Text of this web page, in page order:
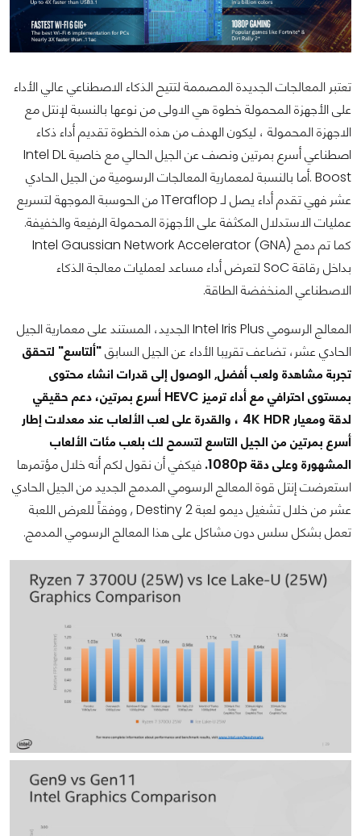
تعتبر المعالجات الجديدة المصممة لتتيح الذكاء الاصطناعي عالي الأداء
على الأجهزة المحمولة خطوة هي الاولى من نوعها بالنسبة لإنتل مع
الاجهزة المحمولة ، ليكون الهدف من هذه الخطوة تقديم أداء ذكاء
اصطناعي أسرع بمرتين ونصف عن الجيل الحالي مع خاصية Intel DL
Boost .أما بالنسبة لمعمارية المعالجات الرسومية من الجيل الحادي
عشر فهي تقدم أداء يصل لـ 1Teraflop من الحوسبة الموجهة لتسريع
عمليات الاستدلال المكثفة على الأجهزة المحمولة الرفيعة والخفيفة.
كما تم دمج Intel Gaussian Network Accelerator (GNA)
بداخل رقاقة SoC لتعرض أداء مساعد لعمليات معالجة الذكاء
الاصطناعي المنخفضة الطاقة.
المعالج الرسومي Intel Iris Plus الجديد، المستند على معمارية الجيل
الحادي عشر، تضاعف تقريبا الأداء عن الجيل السابق"ألتاسع" لتحقق
تجربة مشاهدة ولعب أفضل, الوصول إلى قدرات انشاء محتوى
بمستوى احترافي مع أداء ترميز HEVC أسرع بمرتين، دعم حقيقي
لدقة ومعيار 4K HDR ، والقدرة على لعب الألعاب عند معدلات إطار
أسرع بمرتين من الجيل التاسع لتسمح لك بلعب مئات الألعاب
المشهورة وعلى دقة 1080p.
فيكفي أن نقول لكم أنه خلال مؤتمرها
استعرضت إنتل قوة المعالج الرسومي المدمج الجديد من الجيل الحادي
عشر من خلال تشغيل ديمو لعبة Destiny 2 , ووفقاً للعرض اللعبة
تعمل بشكل سلس دون مشاكل على هذا المعالج الرسومي المدمج.